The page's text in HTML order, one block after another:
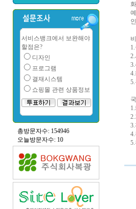
서비스뱅크에서 보완해야
할점은?
디자인
프로그램
결재시스템
쇼핑몰 관련 상품정보
총방문자수: 154946
오늘방문자수: 10